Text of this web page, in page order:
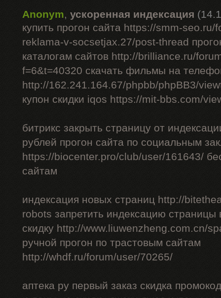
Anonym, ускоренная индексация
купить прогон сайта https://smm-
reklama-v-socsetjax.27/post-thread
каталогам сайтов http://brilliance.ru/
f=6&t=40320 скачать фильмы на
http://162.241.164.67/phpbb/phpBB3/
купон скидки iqos https://mit-bbs.com/
битрикс закрыть страницу от
рублей прогон сайта по социальным
https://biocenter.pro/club/user/161643/
сайтам
индексация новых страниц http://
robots запретить индексацию страницы
скидку http://www.liuwenzheng.com.cn/
ручной прогон по трастовым сайтам
http://whdf.ru/forum/user/70265/
аптека ру первый заказ скидка